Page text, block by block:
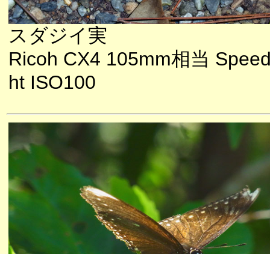
スダジイ実
Ricoh CX4 105mm相当
ht ISO100